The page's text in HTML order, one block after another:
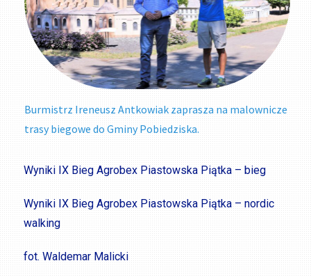
Burmistrz Ireneusz Antkowiak zaprasza na malownicze
trasy biegowe do Gminy Pobiedziska.
Wyniki IX Bieg Agrobex Piastowska Piątka – bieg
Wyniki IX Bieg Agrobex Piastowska Piątka – nordic
walking
fot. Waldemar Malicki